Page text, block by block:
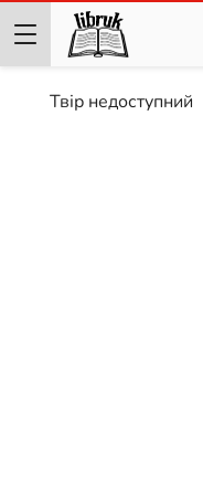
Твір недоступний